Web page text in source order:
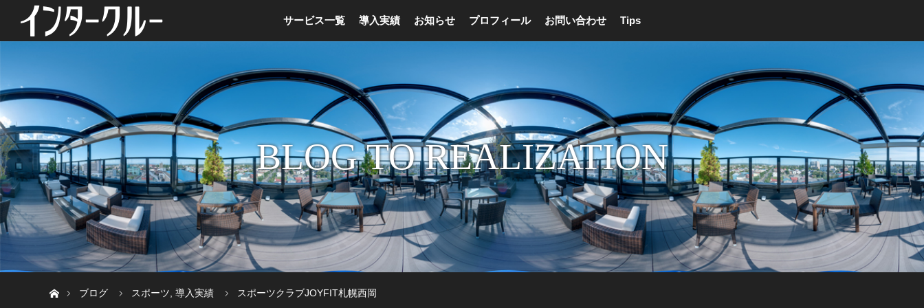
サービス一覧 導入実績 お知らせ プロフィール お問い合わせ Tips
BLOG TO REALIZATION
ブログ
スポーツ 導入実績 スポーツクラブJOYFIT札幌西岡